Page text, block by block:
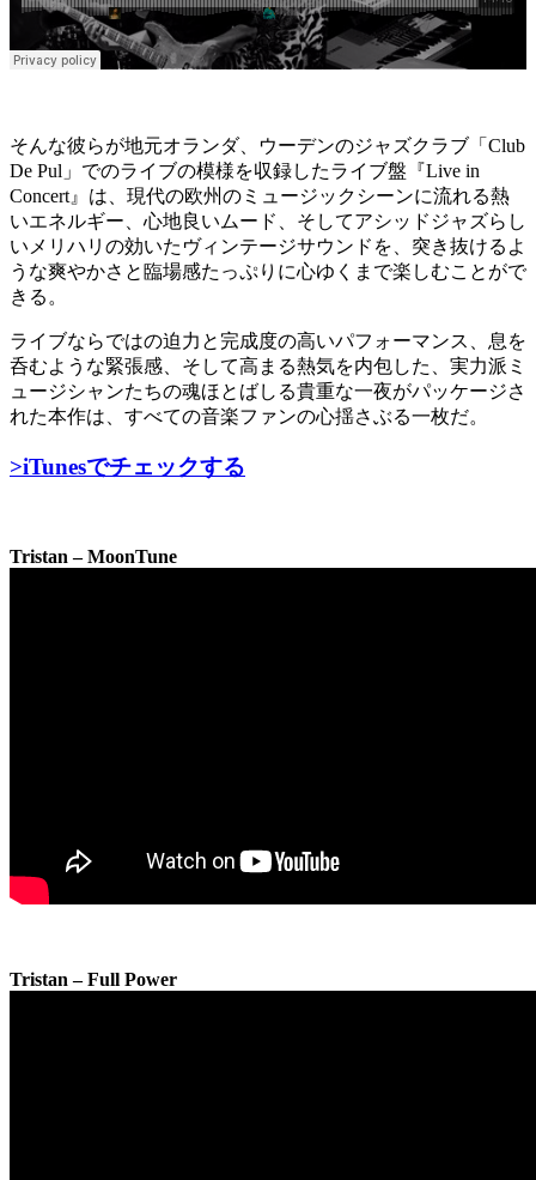
そんな彼らが地元オランダ、ウーデンのジャズクラブ「Club
De Pul」でのライブの模様を収録したライブ盤『Live in
Concert』は、現代の欧州のミュージックシーンに流れる熱
いエネルギー、心地良いムード、そしてアシッドジャズらし
いメリハリの効いたヴィンテージサウンドを、突き抜けるよ
うな爽やかさと臨場感たっぷりに心ゆくまで楽しむことがで
きる。
ライブならではの迫力と完成度の高いパフォーマンス、息を
呑むような緊張感、そして高まる熱気を内包した、実力派ミ
ュージシャンたちの魂ほとばしる貴重な一夜がパッケージさ
れた本作は、すべての音楽ファンの心揺さぶる一枚だ。
>iTunesでチェックする
Tristan – MoonTune
Tristan – Full Power